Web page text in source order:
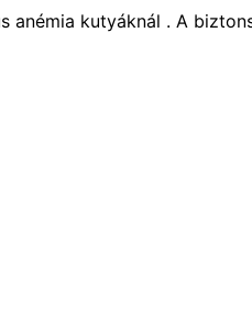
anémia kutyáknál . A